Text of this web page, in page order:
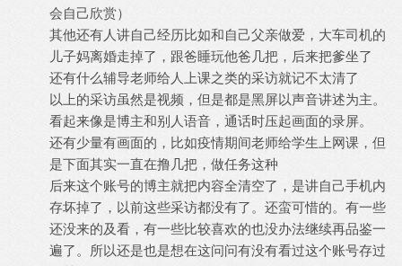
会自己欣赏）
其他还有人讲自己经历比如和自己父亲做爱，大车司机的
儿子妈离婚走掉了，跟爸睡玩他爸几把，后来把爹坐了
还有什么辅导老师给人上课之类的采访就记不太清了
以上的采访虽然是视频，但是都是黑屏以声音讲述为主。
看起来像是博主和别人语音，通话时压起画面的录屏。
还有少量有画面的，比如疫情期间老师给学生上网课，但
是下面其实一直在撸几把，做任务这种
后来这个账号的博主就把内容全清空了，是讲自己手机内
存坏掉了，以前这些采访都没有了。还蛮可惜的。有一些
还没来的及看，有一些比较喜欢的也没办法继续再品鉴一
遍了。所以还是也是想在这问问有没有看过这个账号存过